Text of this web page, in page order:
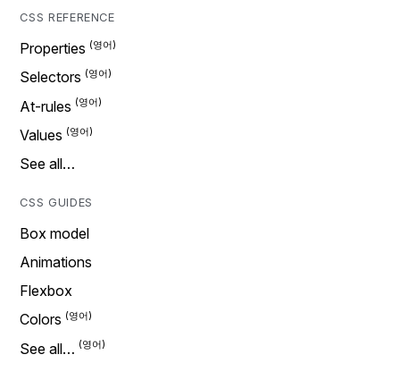
CSS REFERENCE
Properties
Selectors
At-rules
Values
See all…
CSS GUIDES
Box model
Animations
Flexbox
Colors
See all…